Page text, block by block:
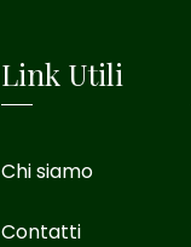
Link Utili
Chi siamo
Contatti